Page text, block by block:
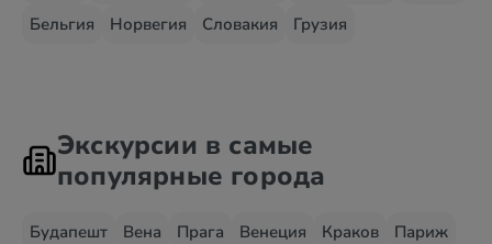
Бельгия
Норвегия Словакия Грузия
Экскурсии в самые
популярные города
Будапешт Вена Прага Венеция Краков
Париж